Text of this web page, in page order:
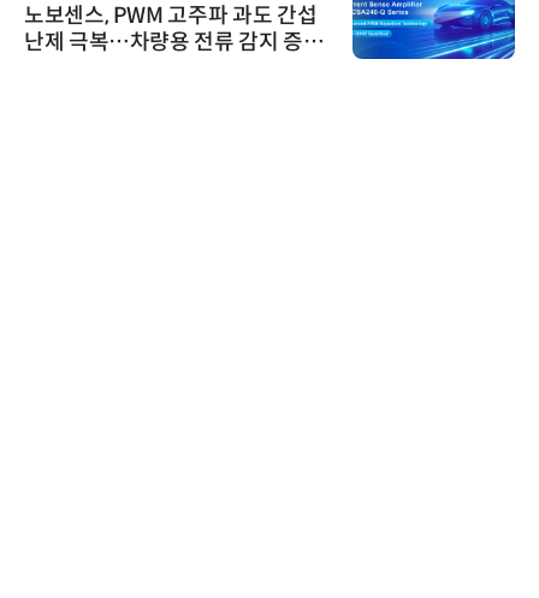
노보센스, PWM 고주파 과도 간섭
난제 극복…차량용 전류 감지 증폭